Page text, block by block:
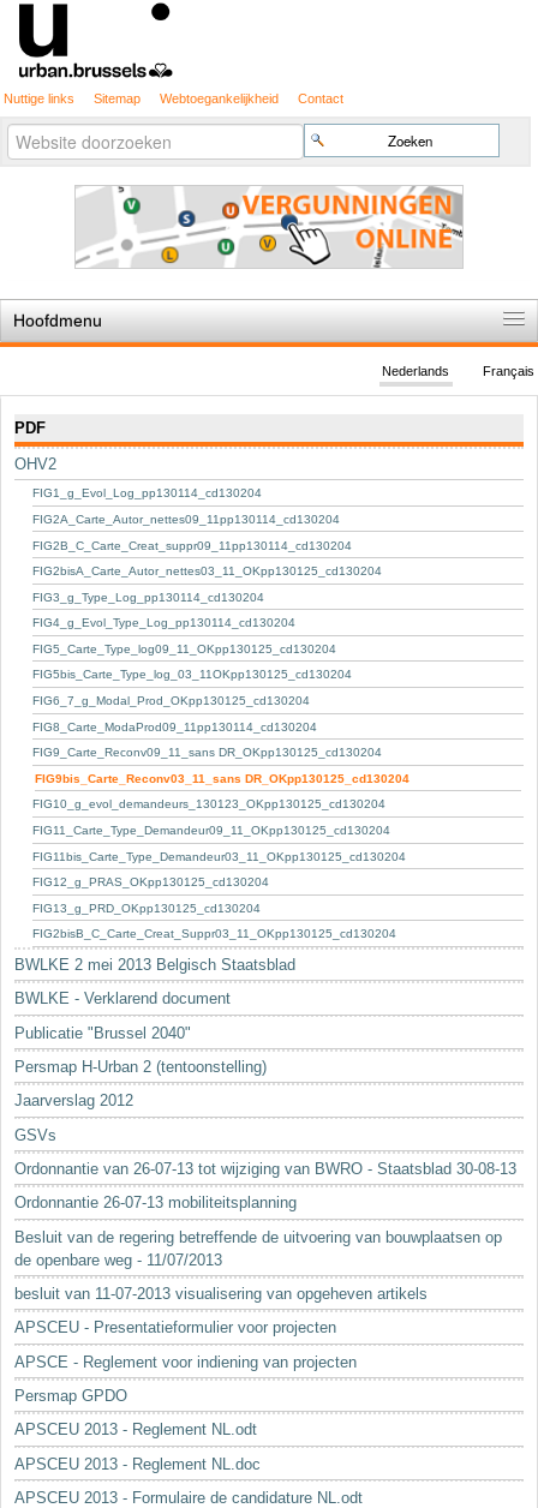
Nuttige links Sitemap Webtoegankelijkheid Contact
Zoek
Geavanceerd
zoeken...
Hoofdmenu
De spelregels
Stedenbouwkundige vergunning
Cartografie
Studies en publicaties
Sleutelwoorden
Stedenbouwkundige inlichtingen
Français
Nederlands
PDF
OHV2
FIG1_g_Evol_Log_pp130114_cd130204
FIG2A_Carte_Autor_nettes09_11pp130114_cd130204
FIG2B_C_Carte_Creat_suppr09_11pp130114_cd130204
FIG2bisA_Carte_Autor_nettes03_11_OKpp130125_cd130204
FIG3_g_Type_Log_pp130114_cd130204
FIG4_g_Evol_Type_Log_pp130114_cd130204
FIG5_Carte_Type_log09_11_OKpp130125_cd130204
FIG5bis_Carte_Type_log_03_11OKpp130125_cd130204
FIG6_7_g_Modal_Prod_OKpp130125_cd130204
FIG8_Carte_ModaProd09_11pp130114_cd130204
FIG9_Carte_Reconv09_11_sans DR_OKpp130125_cd130204
FIG9bis_Carte_Reconv03_11_sans DR_OKpp130125_cd130204
FIG10_g_evol_demandeurs_130123_OKpp130125_cd130204
FIG11_Carte_Type_Demandeur09_11_OKpp130125_cd130204
FIG11bis_Carte_Type_Demandeur03_11_OKpp130125_cd130204
FIG12_g_PRAS_OKpp130125_cd130204
FIG13_g_PRD_OKpp130125_cd130204
FIG2bisB_C_Carte_Creat_Suppr03_11_OKpp130125_cd130204
BWLKE 2 mei 2013 Belgisch Staatsblad
BWLKE - Verklarend document
Publicatie "Brussel 2040"
Persmap H-Urban 2 (tentoonstelling)
Jaarverslag 2012
GSVs
Ordonnantie van 26-07-13 tot wijziging van BWRO - Staatsblad 30-08-13
Ordonnantie 26-07-13 mobiliteitsplanning
Besluit van de regering betreffende de uitvoering van bouwplaatsen op
de openbare weg - 11/07/2013
besluit van 11-07-2013 visualisering van opgeheven artikels
APSCEU - Presentatieformulier voor projecten
APSCE - Reglement voor indiening van projecten
Persmap GPDO
APSCEU 2013 - Reglement NL.odt
APSCEU 2013 - Reglement NL.doc
APSCEU 2013 - Formulaire de candidature NL.odt